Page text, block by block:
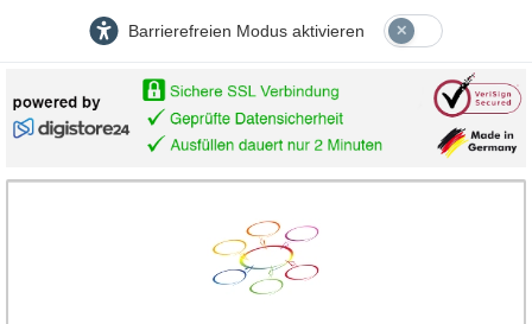
Barrierefreien Modus aktivieren